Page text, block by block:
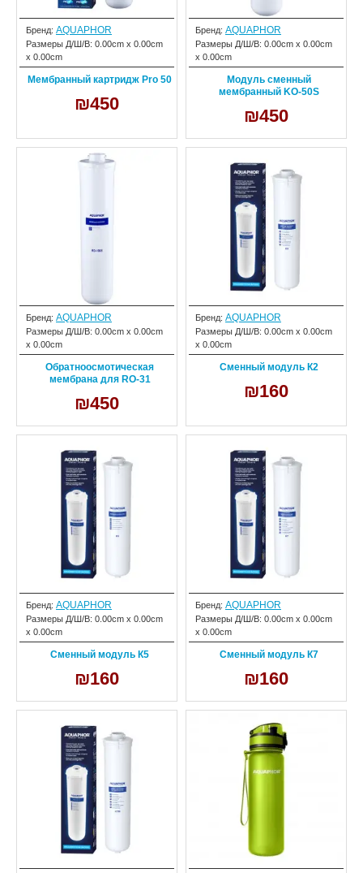
Бренд: AQUAPHOR
Размеры Д/Ш/В: 0.00cm x 0.00cm
x 0.00cm
Мембранный картридж Pro 50
₪450
Бренд: AQUAPHOR
Размеры Д/Ш/В: 0.00cm x 0.00cm
x 0.00cm
Модуль сменный
мембранный KО-50S
₪450
Бренд: AQUAPHOR
Размеры Д/Ш/В: 0.00cm x 0.00cm
x 0.00cm
Обратноосмотическая
мембрана для RO-31
₪450
Бренд: AQUAPHOR
Размеры Д/Ш/В: 0.00cm x 0.00cm
x 0.00cm
Сменный модуль К2
₪160
Бренд: AQUAPHOR
Размеры Д/Ш/В: 0.00cm x 0.00cm
x 0.00cm
Сменный модуль К5
₪160
Бренд: AQUAPHOR
Размеры Д/Ш/В: 0.00cm x 0.00cm
x 0.00cm
Сменный модуль К7
₪160